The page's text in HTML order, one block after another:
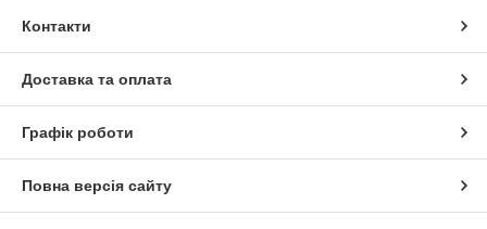
Контакти
Доставка та оплата
Графік роботи
Повна версія сайту